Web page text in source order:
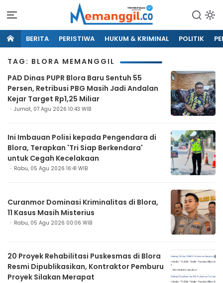
BERITA PERISTIWA HUKUM & KRIMINAL POLITIK
TAG: BLORA MEMANGGIL
PAD Dinas PUPR Blora Baru Sentuh 55
Persen, Retribusi PBG Masih Jadi Andalan
Kejar Target Rp1,25 Miliar
Jumat, 07 Agu 2026 10:43 WIB
Ini Imbauan Polisi kepada Pengendara di
Blora, Terapkan 'Tri Siap Berkendara'
untuk Cegah Kecelakaan
Rabu, 05 Agu 2026 16:41 WIB
Curanmor Dominasi Kriminalitas di Blora,
11 Kasus Masih Misterius
Rabu, 05 Agu 2026 00:06 WIB
20 Proyek Rehabilitasi Puskesmas di Blora
Resmi Dipublikasikan, Kontraktor Pemburu
Proyek Silakan Merapat